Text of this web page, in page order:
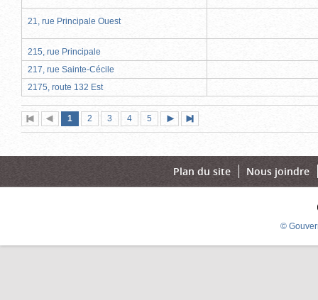
21, rue Principale Ouest
215, rue Principale
217, rue Sainte-Cécile
2175, route 132 Est
Première
page
Page
précédente
Page
1 (page
actuelle)
Page
2 Page
3 Page
4 Page
5
suivante
page
Plan du site Nous joindre
©